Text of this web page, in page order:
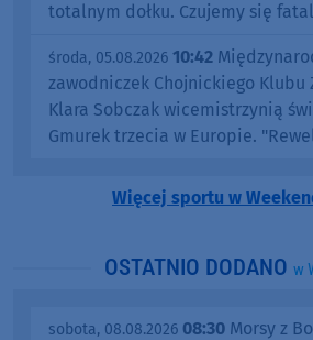
totalnym dołku. Czujemy się
środa, 05.08.2026 10:42
zawodniczek Chojnickiego Klubu
Klara Sobczak wicemistrzynią
Gmurek trzecia w Europie.
Więcej sportu w
OSTATNIO DODANO w
sobota, 08.08.2026 08:30 Morsy z